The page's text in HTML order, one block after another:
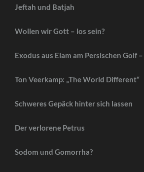
Jeftah und Batjah
Wollen wir Gott – los sein?
Exodus aus Elam am Persischen Golf
Ton Veerkamp: „The World Different“
Schweres Gepäck hinter sich lassen
Der verlorene Petrus
Sodom und Gomorrha?